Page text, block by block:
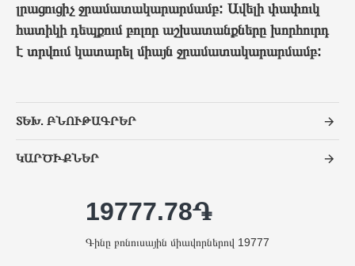
լրացուցիչ ջրամատակարարմամբ: Ավելի փափուկ
հատիկի դեպքում բոլոր աշխատանքները խորհուրդ
է տրվում կատարել միայն ջրամատակարարմամբ:
ՏԵԽ. ԲՆՈՒԹԱԳՐԵՐ
ԿԱՐԾԻՔՆԵՐ
19777.78֏
Գինը բոնուսային միավորներով 19777